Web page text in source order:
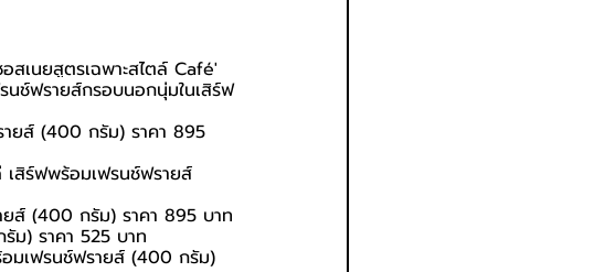
สเนยสูตรเฉพาะสไตล์ Café'
ช์ฟรายส์กรอบนอกนุ่มในเสิร์ฟ
ยส์ (400 กรัม) ราคา 895
เสิร์ฟพร้อมเฟรนช์ฟรายส์
ยส์ (400 กรัม) ราคา 895 บาท
ม) ราคา 525 บาท
มเฟรนช์ฟรายส์ (400 กรัม)